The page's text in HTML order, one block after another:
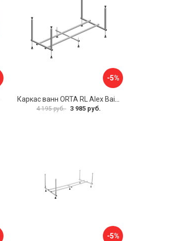
-5%
4 195 руб. 3 985 руб.
-5%